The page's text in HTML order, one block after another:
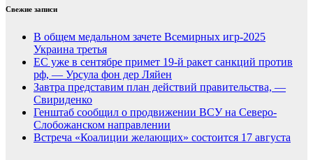
Свежие записи
В общем медальном зачете Всемирных игр-2025
Украина третья
ЕС уже в сентябре примет 19-й ракет санкций против
рф, — Урсула фон дер Ляйен
Завтра представим план действий правительства, —
Свириденко
Генштаб сообщил о продвижении ВСУ на Северо-
Слобожанском направлении
Встреча «Коалиции желающих» состоится 17 августа